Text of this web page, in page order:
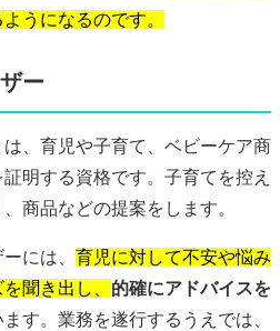
うになるのです。
ー
は、育児や子育て、ベビーケア商
明する資格です。子育てを控え
商品などの提案をします。
には、 育児に対して不安や悩み
聞き出し、 的確にアドバイスを
す。業務を遂行するうえでは、